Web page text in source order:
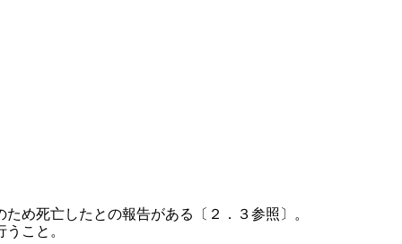
め死亡したとの報告がある〔２．３参照〕。
こと。